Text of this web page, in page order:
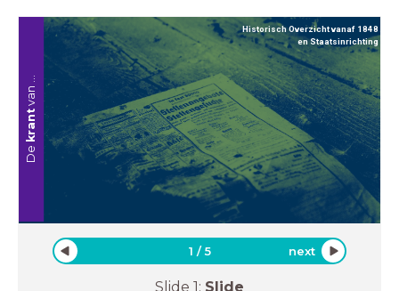
De
krant
van ...
Historisch Overzicht vanaf 1848
en Staatsinrichting
1 /5 next
Slide 1: Slide